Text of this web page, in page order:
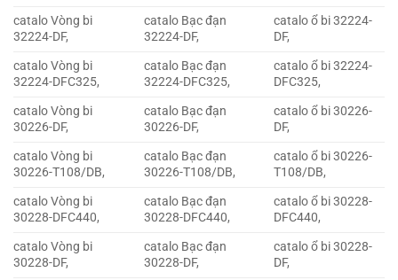
catalo Vòng bi
32224-DF,
catalo Bạc đạn
32224-DF,
catalo ổ bi 32224-
DF,
catalo Vòng bi
32224-DFC325,
catalo Bạc đạn
32224-DFC325,
catalo ổ bi 32224-
DFC325,
catalo Vòng bi
30226-DF,
catalo Bạc đạn
30226-DF,
catalo ổ bi 30226-
DF,
catalo Vòng bi
30226-T108/DB,
catalo Bạc đạn
30226-T108/DB,
catalo ổ bi 30226-
T108/DB,
catalo Vòng bi
30228-DFC440,
catalo Bạc đạn
30228-DFC440,
catalo ổ bi 30228-
DFC440,
catalo Vòng bi
30228-DF,
catalo Bạc đạn
30228-DF,
catalo ổ bi 30228-
DF,